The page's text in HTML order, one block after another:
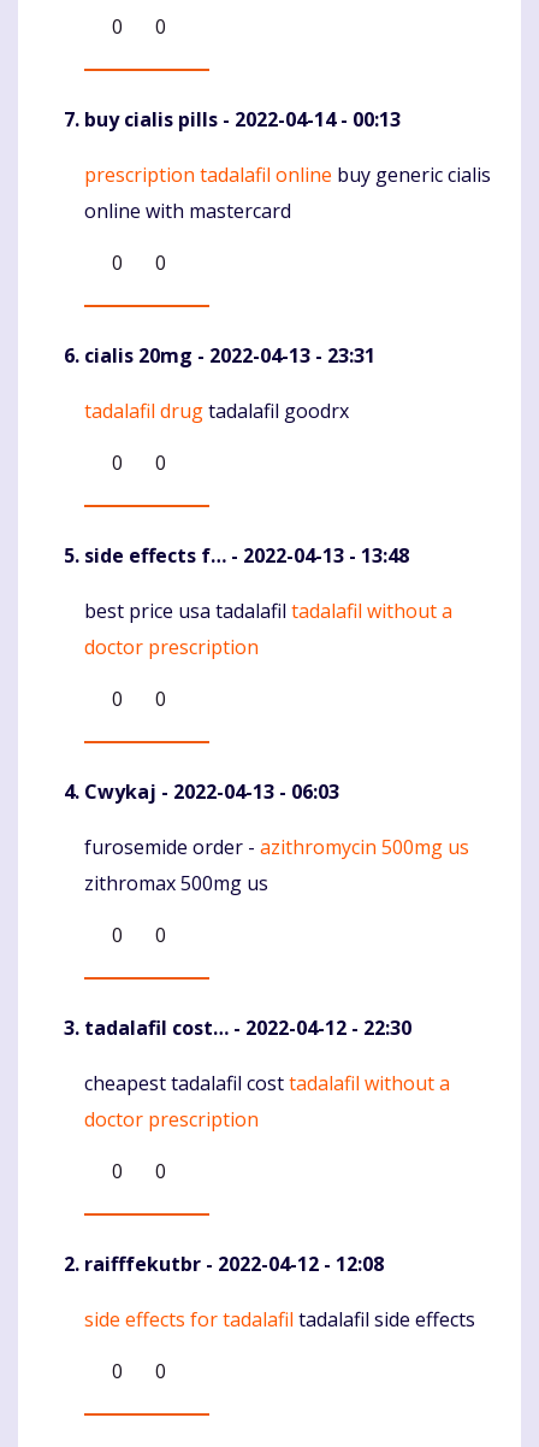
0
0
buy cialis pills - 2022-04-14 - 00:13
Komentaras
prescription tadalafil online buy generic cialis
online with mastercard
0
0
cialis 20mg - 2022-04-13 - 23:31
Komentaras
tadalafil drugtadalafil goodrx
0
0
side effects f… - 2022-04-13 - 13:48
Komentaras
best price usa tadalafil tadalafil without a
doctor prescription
0
0
Cwykaj - 2022-04-13 - 06:03
Komentaras
furosemide order - azithromycin 500mg us
zithromax 500mg us
0
0
tadalafil cost… - 2022-04-12 - 22:30
Komentaras
cheapest tadalafil costtadalafil without a
doctor prescription
0
0
raifffekutbr - 2022-04-12 - 12:08
Komentaras
side effects for tadalafil tadalafil side effects
0
0